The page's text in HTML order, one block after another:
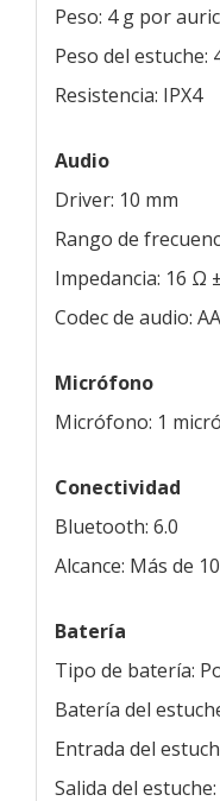
Peso: 4 g por
Peso del estuche:
Resistencia: IPX4
Audio
Driver: 10 mm
Rango de
Impedancia: 16 Ω
Codec de audio:
Micrófono
Micrófono: 1
Conectividad
Bluetooth: 6.0
Alcance: Más de
Batería
Tipo de batería:
Batería del
Entrada del
Salida del